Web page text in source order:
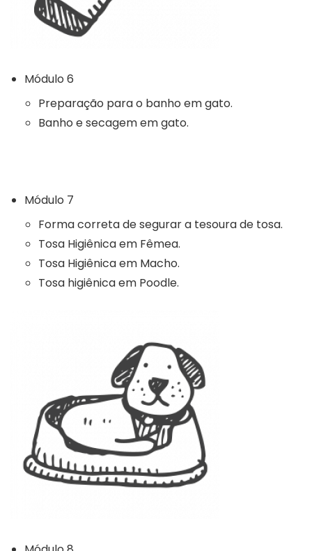
Módulo 6
Preparação para o banho em gato.
Banho e secagem em gato.
Módulo 7
Forma correta de segurar a tesoura de tosa.
Tosa Higiênica em Fêmea.
Tosa Higiênica em Macho.
Tosa higiênica em Poodle.